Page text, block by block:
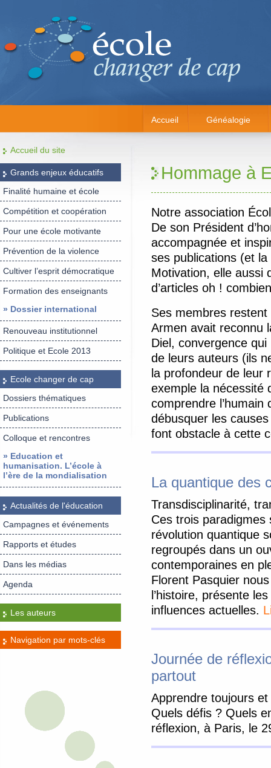
Accueil Généalogie
Accueil du site
Grands enjeux éducatifs
Finalité humaine et école
Compétition et coopération
Pour une école motivante
Prévention de la violence
Cultiver l’esprit démocratique
Formation des enseignants
» Dossier international
Renouveau institutionnel
Politique et Ecole 2013
Ecole changer de cap
Dossiers thématiques
Publications
Colloque et rencontres
» Education et
humanisation. L’école à
l’ère de la mondialisation
Actualités de l'éducation
Campagnes et événements
Rapports et études
Dans les médias
Agenda
Les auteurs
Navigation par mots-clés
Hommage à
Notre association
De son Président
accompagnée et
ses publications (et
Motivation, elle aussi
d’articles oh !
Ses membres
Armen avait reconnu
Diel, convergence
de leurs auteurs (ils
la profondeur de leur
exemple la nécessité
comprendre
débusquer les
font obstacle à cette
La quantique des
Transdisciplinarité,
Ces trois paradigmes
révolution quantique
regroupés dans un
contemporaines en
Florent Pasquier
l’histoire, présente
influences actuelles.
Journée de
partout
Apprendre toujours
Quels défis ? Quels
réflexion, à Paris, le